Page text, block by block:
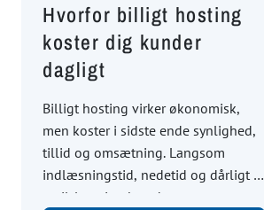
Hvorfor billigt hosting
koster dig kunder
dagligt
Billigt hosting virker økonomisk,
men koster i sidste ende synlighed,
tillid og omsætning. Langsom
indlæsningstid, nedetid og dårligt e-
mail-levering betyder, at